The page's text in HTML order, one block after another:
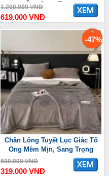
Ấm, Sang Trọng
1.200.000 VNĐ
619.000 VNĐ
-47%
Chăn Lông Tuyết Lục Giác Tổ
Ong Mềm Mịn, Sang Trọng
600.000 VNĐ
319.000 VNĐ